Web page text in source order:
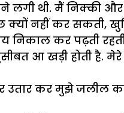
थी. मैं निक्की
नहीं कर सकती,
निकाल कर पढ़ती
आ खड़ी होती है.
कर मुझे जलील